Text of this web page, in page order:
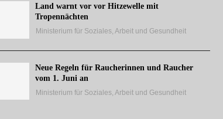
Land warnt vor vor Hitzewelle mit
Tropennächten
Ministerium für Soziales, Arbeit und Gesundheit
Neue Regeln für Raucherinnen und Raucher
vom 1. Juni an
Ministerium für Soziales, Arbeit und Gesundheit